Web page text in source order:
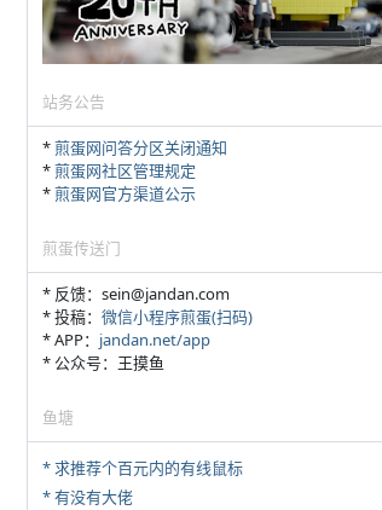
站务公告
*煎蛋网问答分区关闭通知
*煎蛋网社区管理规定
*煎蛋网官方渠道公示
煎蛋传送门
* 反馈：sein@jandan.com
* 投稿： 微信小程序煎蛋(扫码)
* APP： jandan.net/app
* 公众号：王摸鱼
鱼塘
* 求推荐个百元内的有线鼠标
* 有没有大佬